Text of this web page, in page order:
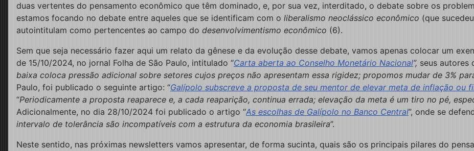
duas vertentes do pensamento econômico que têm dominado, e, por sua vez, interditado, o debate sobre os
estamos focando no debate entre aqueles que se identificam com o liberalismo neoclássico econômico (que
autointitulam como pertencentes ao campo do desenvolvimentismo econômico (6).
Sem que seja necessário fazer aqui um relato da gênese e da evolução desse debate, vamos apenas colocar um
de 15/10/2024, no jornal Folha de São Paulo, intitulado “Carta aberta ao Conselho Monetário Nacional”, seus autores
baixa coloca pressão adicional sobre setores cujos preços não apresentam essa rigidez; propomos mudar de 3%
Paulo, foi publicado o seguinte artigo: “Galípolo subscreve a proposta de seu mentor de elevar meta de inflação ou
“Periodicamente a proposta reaparece e, a cada reaparição, continua errada; elevação da meta é um tiro no pé,
Adicionalmente, no dia 28/10/2024 foi publicado o artigo “As escolhas de Galípolo no Banco Central”, onde se
intervalo de tolerância são incompatíveis com a estrutura da economia brasileira”.
Neste sentido, nas próximas newsletters vamos apresentar, de forma sucinta, quais são os principais pilares do